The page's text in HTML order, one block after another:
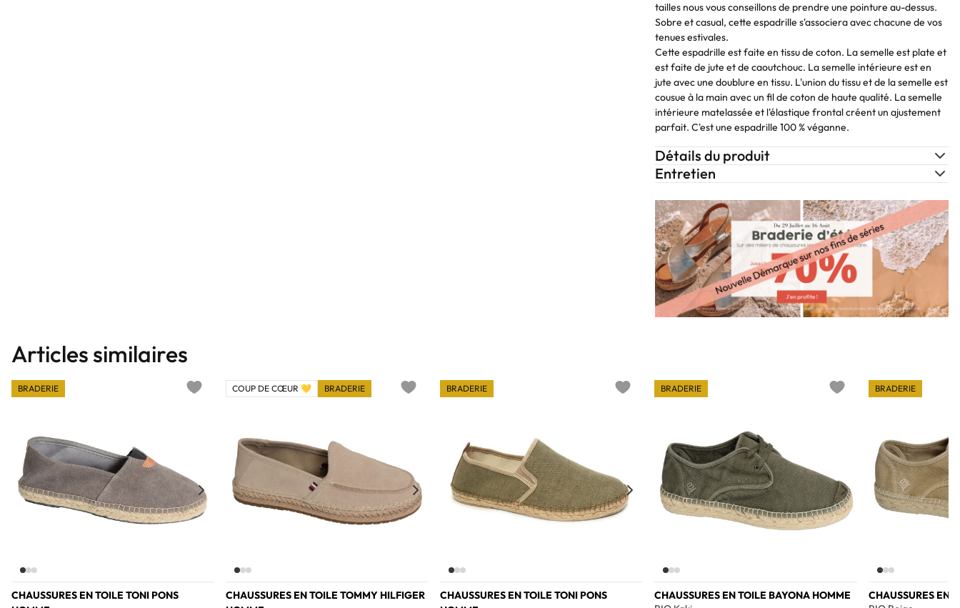
tailles nous vous conseillons de prendre une pointure au-dessus.
Sobre et casual, cette espadrille s'associera avec chacune de vos
tenues estivales.
Cette espadrille est faite en tissu de coton. La semelle est plate et
est faite de jute et de caoutchouc. La semelle intérieure est en
jute avec une doublure en tissu. L'union du tissu et de la semelle est
cousue à la main avec un fil de coton de haute qualité. La semelle
intérieure matelassée et l'élastique frontal créent un ajustement
parfait. C'est une espadrille 100 % véganne.
Détails du produit
Entretien
Articles similaires
CHAUSSURES EN TOILE TONI PONS
BRADERIE
CHAUSSURES EN TOILE TOMMY HILFIGER
COUP DE CŒUR 💛 BRADERIE
CHAUSSURES EN TOILE TONI PONS
BRADERIE
CHAUSSURES EN TOILE BAYONA HOMME
BRADERIE
CHAUSSURES EN
BRADERIE